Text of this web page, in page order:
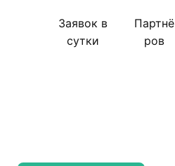
Заявок в
сутки
Партнё
ров